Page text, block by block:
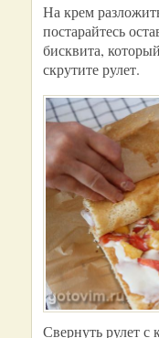
На крем
постарайтесь
бисквита,
скрутите рулет.
Свернуть рулет с